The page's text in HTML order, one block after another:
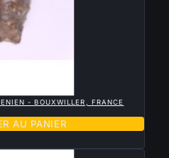
- BOUXWILLER, FRANCE
AU PANIER